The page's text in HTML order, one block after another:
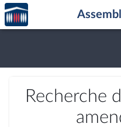
Aller au contenu
Aller en bas de la page
Accèder
à la
page
Recherche